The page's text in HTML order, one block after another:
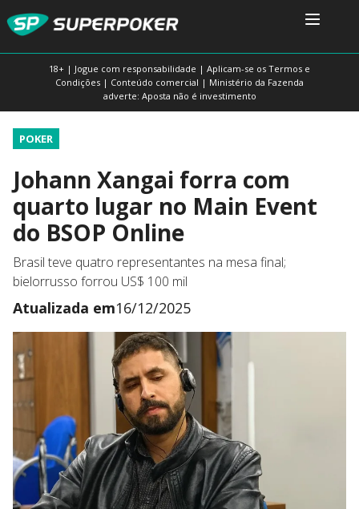
18+ | Jogue com responsabilidade | Aplicam-se os Termos e
Condições | Conteúdo comercial | Ministério da Fazenda
adverte: Aposta não é investimento
POKER
Johann Xangai forra com
quarto lugar no Main Event
do BSOP Online
Brasil teve quatro representantes na mesa final;
bielorrusso forrou US$ 100 mil
Atualizada em16/12/2025